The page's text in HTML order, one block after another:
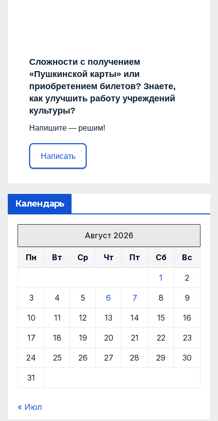
Сложности с получением
«Пушкинской карты» или
приобретением билетов? Знаете,
как улучшить работу учреждений
культуры?
Напишите — решим!
Написать
Календарь
Август 2026
Пн Вт Ср Чт Пт Сб Вс
1 2
3 4 5 6 7 8 9
10 11 12 13 14 15 16
17 18 19 20 21 22 23
24 25 26 27 28 29 30
31
« Июл